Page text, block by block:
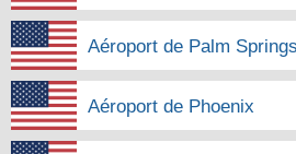
Aéroport de Palm Springs
Aéroport de Phoenix